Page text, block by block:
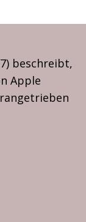
beschreibt,
Apple